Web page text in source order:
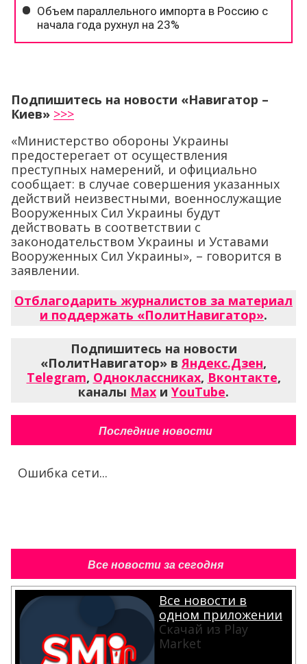
Подпишитесь на новости «Навигатор –
Киев» >>>
«Министерство обороны Украины
предостерегает от осуществления
преступных намерений, и официально
сообщает: в случае совершения указанных
действий неизвестными, военнослужащие
Вооруженных Сил Украины будут
действовать в соответствии с
законодательством Украины и Уставами
Вооруженных Сил Украины», – говорится в
заявлении.
Отблагодарить журналистов за материал
и поддержать «ПолитНавигатор».
Подпишитесь на новости
«ПолитНавигатор» вЯндекс.Дзен,
Telegram, Одноклассниках, Вконтакте,
каналы Max и YouTube.
Последние новости
Ошибка сети...
Все новости за сегодня
Все новости в
одном приложении
Скачай из Play
Market